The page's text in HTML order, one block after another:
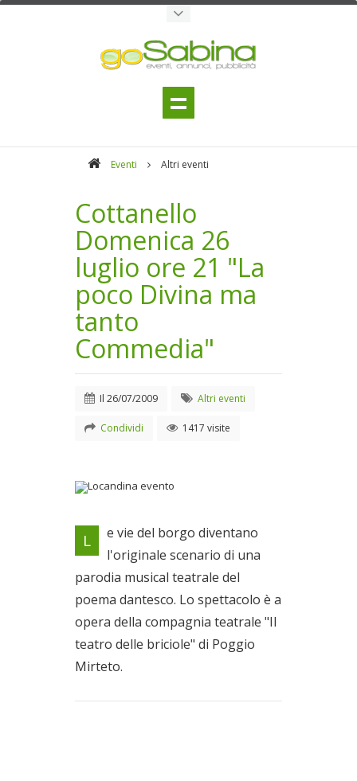
Eventi Altri eventi
Cottanello
Domenica 26
luglio ore 21 "La
poco Divina ma
tanto
Commedia"
Il 26/07/2009 Altri eventi
Condividi 1417 visite
Locandina evento
Il 26/07/2009
L
e vie del borgo diventano
l'originale scenario di una
parodia musical teatrale del
poema dantesco. Lo spettacolo è a
opera della compagnia teatrale "Il
teatro delle briciole" di Poggio
Mirteto.